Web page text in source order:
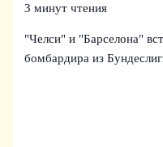
3 минут чтения
"Челси" и "Барселона"
бомбардира из